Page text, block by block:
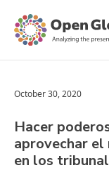
October 30, 2020
Hacer
aprovechar
en los